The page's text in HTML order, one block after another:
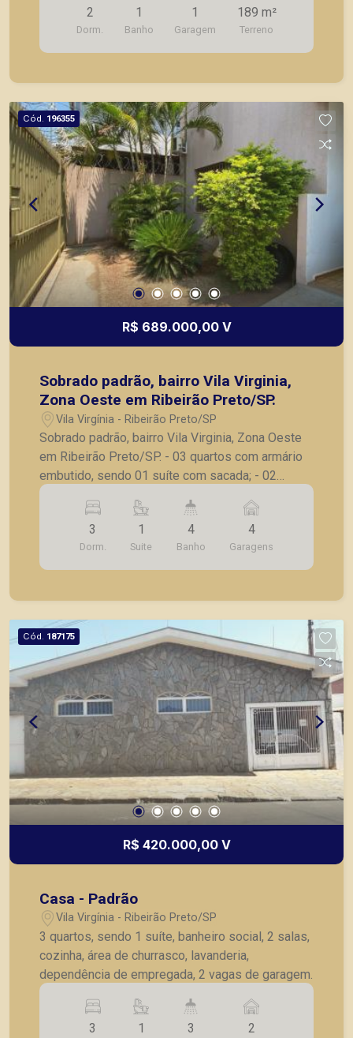
2
Dorm.
1
Banho
1
Garagem
189 m²
Terreno
Cód. 196355
R$ 689.000,00 V
Sobrado padrão, bairro Vila Virginia,
Zona Oeste em Ribeirão Preto/SP.
Vila Virgínia - Ribeirão Preto/SP
Sobrado padrão, bairro Vila Virginia, Zona Oeste
em Ribeirão Preto/SP. - 03 quartos com armário
embutido, sendo 01 suíte com sacada; - 02
Banheiros sociais completos, sendo 01 no térreo
e 01 no pavimento superior; - Sala ampla para 02
ambientes; - Cozinha com armário embutido; -
Lavanderia; - Quarto para despensa; - Área de
lazer gourmet completa; - Piscina; - Banheiro de
A Piramid tem como objetivo atender seus
clientes com agilidade e segurança, em locação,
vendas de imóveis prontos, usados ou mesmo
nos principais lançamentos da cidade de Ribeirão
Preto.
3
Dorm.
1
Suite
4
Banho
4
Garagens
Cód. 187175
R$ 420.000,00 V
Casa - Padrão
Vila Virgínia - Ribeirão Preto/SP
3 quartos, sendo 1 suíte, banheiro social, 2 salas,
cozinha, área de churrasco, lavanderia,
dependência de empregada, 2 vagas de garagem.
3 1 3 2